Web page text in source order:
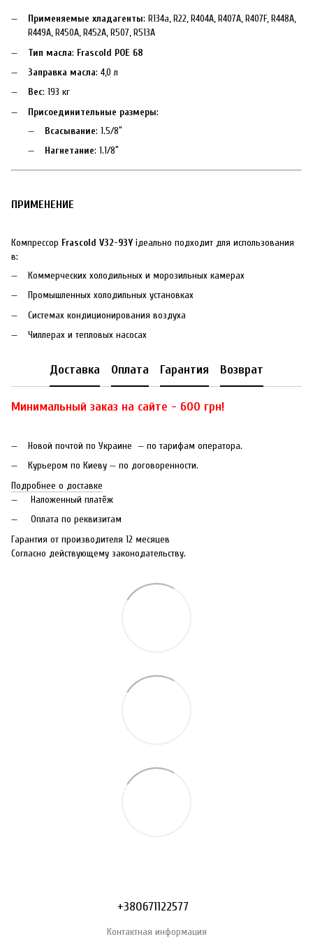
Применяемые хладагенты: R134a, R22, R404A, R407A, R407F, R448A,
R449A, R450A, R452A, R507, R513A
Тип масла: Frascold POE 68
Заправка масла: 4,0 л
Вес: 193 кг
Присоединительные размеры:
Всасывание: 1.5/8″
Нагнетание: 1.1/8″
ПРИМЕНЕНИЕ
Компрессор Frascold V32-93Y ідеально подходит для использования
в:
Коммерческих холодильных и морозильных камерах
Промышленных холодильных установках
Системах кондиционирования воздуха
Чиллерах и тепловых насосах
Доставка Оплата Гарантия Возврат
Минимальный заказ на сайте - 600 грн!
Новой почтой по Украине — по тарифам оператора.
Курьером по Киеву — по договоренности.
Подробнее о доставке
Наложенный платёж
Оплата по реквизитам
Гарантия от производителя 12 месяцев
Согласно действующему законодательству.
+380671122577
Контактная информация